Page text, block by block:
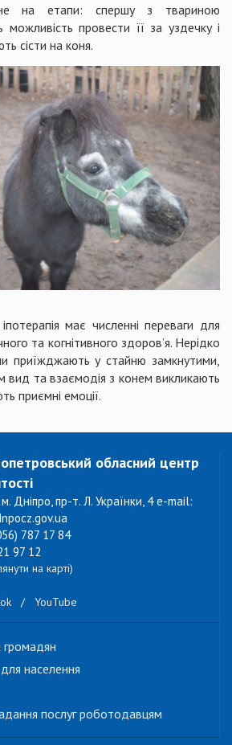
на етапи: спершу з твариною
можливість провести її за уздечку і
сісти на коня.
має численні переваги для
та когнітивного здоров’я. Нерідко
приїжджають у стайню замкнутими,
вид та взаємодія з конем викликають
приємні емоції.
обласний центр
Дніпро, пр-т. Л. Українки, 4 e-mail:
787 17 84
97 12
на карті)
/ YouTube
громадян
населення
послуг роботодавцям